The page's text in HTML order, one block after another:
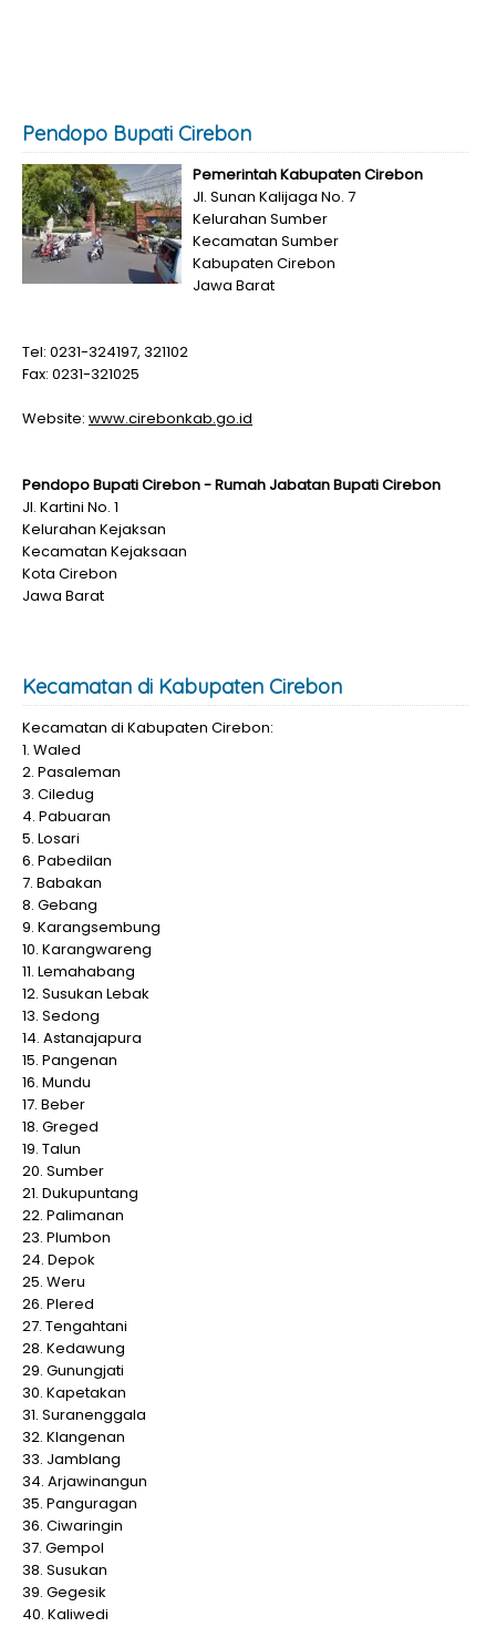
Pendopo Bupati Cirebon
Pemerintah Kabupaten Cirebon
Jl. Sunan Kalijaga No. 7
Kelurahan Sumber
Kecamatan Sumber
Kabupaten Cirebon
Jawa Barat
Tel: 0231-324197, 321102
Fax: 0231-321025
Website: www.cirebonkab.go.id
Pendopo Bupati Cirebon - Rumah Jabatan Bupati Cirebon
Jl. Kartini No. 1
Kelurahan Kejaksan
Kecamatan Kejaksaan
Kota Cirebon
Jawa Barat
Kecamatan di Kabupaten Cirebon
Kecamatan di Kabupaten Cirebon:
1. Waled
2. Pasaleman
3. Ciledug
4. Pabuaran
5. Losari
6. Pabedilan
7. Babakan
8. Gebang
9. Karangsembung
10. Karangwareng
11. Lemahabang
12. Susukan Lebak
13. Sedong
14. Astanajapura
15. Pangenan
16. Mundu
17. Beber
18. Greged
19. Talun
20. Sumber
21. Dukupuntang
22. Palimanan
23. Plumbon
24. Depok
25. Weru
26. Plered
27. Tengahtani
28. Kedawung
29. Gunungjati
30. Kapetakan
31. Suranenggala
32. Klangenan
33. Jamblang
34. Arjawinangun
35. Panguragan
36. Ciwaringin
37. Gempol
38. Susukan
39. Gegesik
40. Kaliwedi